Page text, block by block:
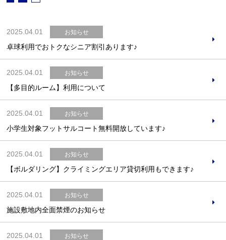
Portugues
2025.04.01 お知らせ
卓球利用でおトクなシニア割引あります♪
2025.04.01 お知らせ
【多目的ルーム】利用について
2025.04.01 お知らせ
小学生対象フットサルコート無料開放しています♪
2025.04.01 お知らせ
【ボルダリング】クライミングエリア貸切利用もできます♪
2025.04.01 お知らせ
施設敷地内全面禁煙のお知らせ
2025.04.01 お知らせ